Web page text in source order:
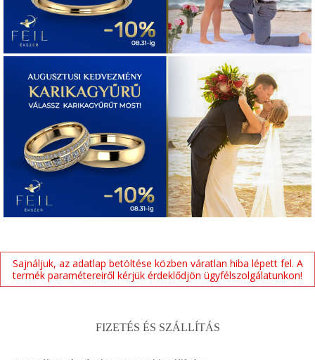
Sajnáljuk, az adatlap betöltése közben váratlan hiba lépett fel. A
termék paramétereiről kérjük érdeklődjön ügyfélszolgálatunkon!
FIZETÉS ÉS SZÁLLÍTÁS